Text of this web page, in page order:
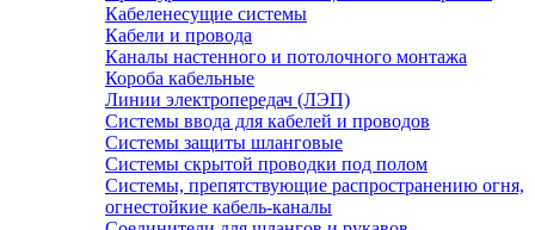
Кабеленесущие системы
Кабели и провода
Каналы настенного и потолочного монтажа
Короба кабельные
Линии электропередач (ЛЭП)
Системы ввода для кабелей и проводов
Системы защиты шланговые
Системы скрытой проводки под полом
Системы, препятствующие распространению огня,
огнестойкие кабель-каналы